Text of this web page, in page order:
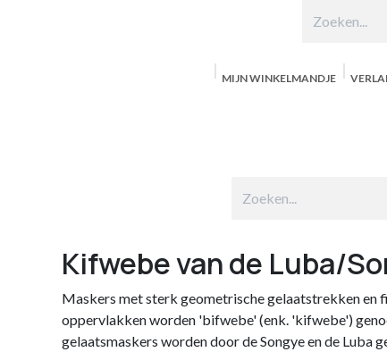
MIJN WINKELMANDJE
Kifwebe van de Luba/
Maskers met sterk geometrische gelaatstrekken en
oppervlakken worden 'bifwebe' (enk. 'kifwebe')
gelaatsmaskers worden door de Songye en de Luba